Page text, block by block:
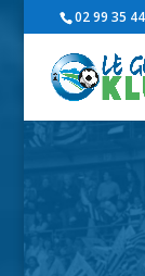
02 99 35